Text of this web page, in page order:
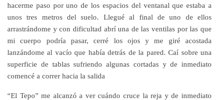
hacerme paso por uno de los espacios del ventanal que estaba a
unos tres metros del suelo. Llegué al final de uno de ellos
arrastrándome y con dificultad abrí una de las ventilas por las que
mi cuerpo podría pasar, cerré los ojos y me giré acostada
lanzándome al vacío que había detrás de la pared. Caí sobre una
superficie de tablas sufriendo algunas cortadas y de inmediato
comencé a correr hacia la salida
“El Tepo” me alcanzó a ver cuándo cruce la reja y de inmediato